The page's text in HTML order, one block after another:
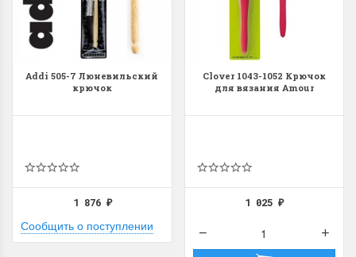
Addi 505-7 Люневильский
крючок
1 876 ₽
Сообщить о поступлении
Clover 1043-1052 Крючок
для вязания Amour
1 025₽